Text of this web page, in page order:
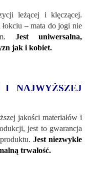
leżącej i klęczącej.
– mata do jogi nie
Jest uniwersalna,
jak i kobiet.
I NAJWYŻSZEJ
jakości materiałów i
jest to gwarancja
produktu.Jest niezwykle
trwałość.